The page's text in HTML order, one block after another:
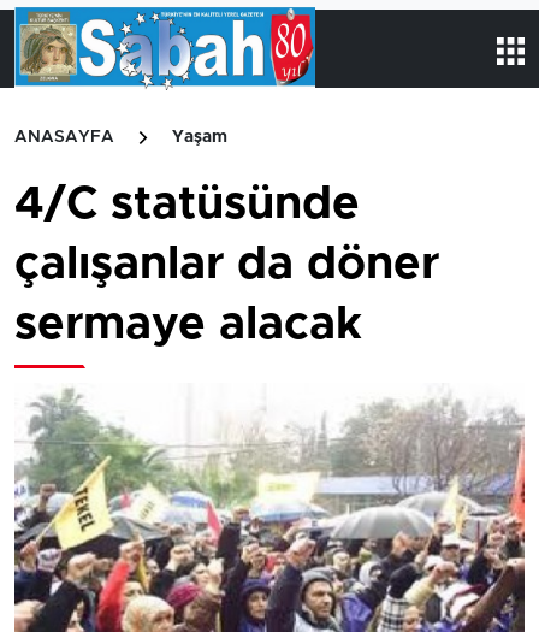
ANASAYFA Yaşam
4/C statüsünde
çalışanlar da döner
sermaye alacak